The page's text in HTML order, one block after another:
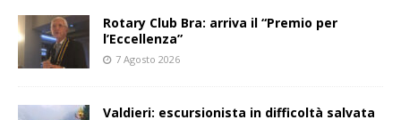
Rotary Club Bra: arriva il “Premio per
l’Eccellenza”
7 Agosto 2026
Valdieri: escursionista in difficoltà salvata